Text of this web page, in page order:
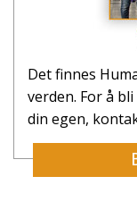
Det finnes
verden. For å
din egen,